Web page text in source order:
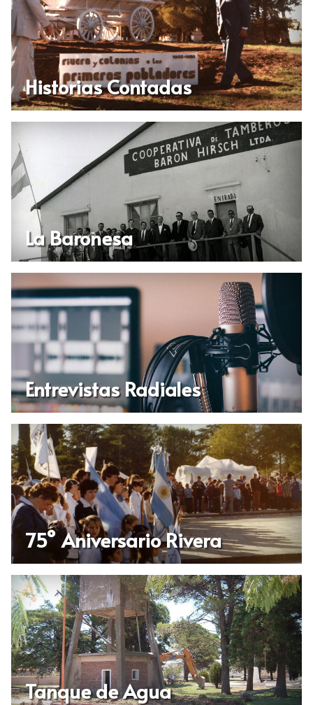
Historias Contadas
La Baronesa
Entrevistas Radiales
75° Aniversario Rivera
Tanque de Agua